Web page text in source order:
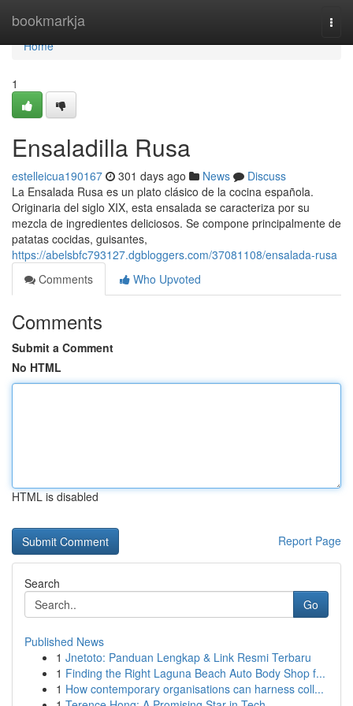
bookmarkja
Home
Home
1
Ensaladilla Rusa
estelleicua190167 301 days ago News
Discuss
La Ensalada Rusa es un plato clásico de la cocina española.
Originaria del siglo XIX, esta ensalada se caracteriza por su
mezcla de ingredientes deliciosos. Se compone principalmente de
patatas cocidas, guisantes,
https://abelsbfc793127.dgbloggers.com/37081108/ensalada-rusa
Comments
Who Upvoted
Comments
Submit a Comment
No HTML
HTML is disabled
Report Page
Search
Go
Published News
1 Jnetoto: Panduan Lengkap & Link Resmi Terbaru
1 Finding the Right Laguna Beach Auto Body Shop f...
1 How contemporary organisations can harness coll...